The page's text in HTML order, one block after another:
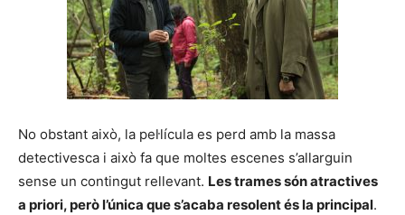
No obstant això, la pel·lícula es perd amb la massa
detectivesca i això fa que moltes escenes s’allarguin
sense un contingut rellevant. Les trames són atractives
a priori, però l’única que s’acaba resolent és la principal.